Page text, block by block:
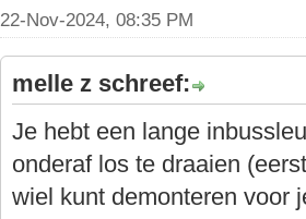
22-Nov-2024, 08:35 PM
melle z schreef:
Je hebt een lange
onderaf los te draaien
wiel kunt demonteren voor